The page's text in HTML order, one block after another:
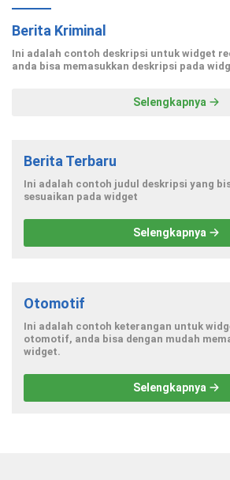
Berita Kriminal
Ini adalah contoh deskripsi untuk widget
anda bisa memasukkan deskripsi pada
Selengkapnya
Berita Terbaru
Ini adalah contoh judul deskripsi yang
sesuaikan pada widget
Selengkapnya
Otomotif
Ini adalah contoh keterangan untuk
otomotif, anda bisa dengan mudah
widget.
Selengkapnya